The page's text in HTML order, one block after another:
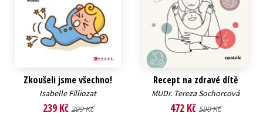
Zkoušeli jsme všechno!
Isabelle Filliozat
239 Kč 299 Kč
Recept na zdravé dítě
MUDr. Tereza Sochorcová
472 Kč 590 Kč